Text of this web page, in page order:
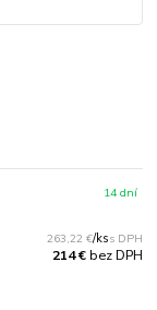
263,22 €/ks
214 €bez DPH
14 dní